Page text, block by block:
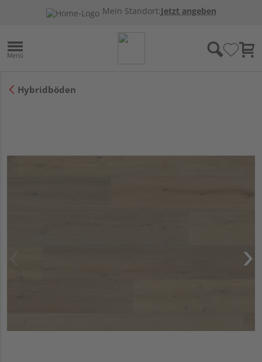
Mein Standort:Jetzt angeben
Hybridböden